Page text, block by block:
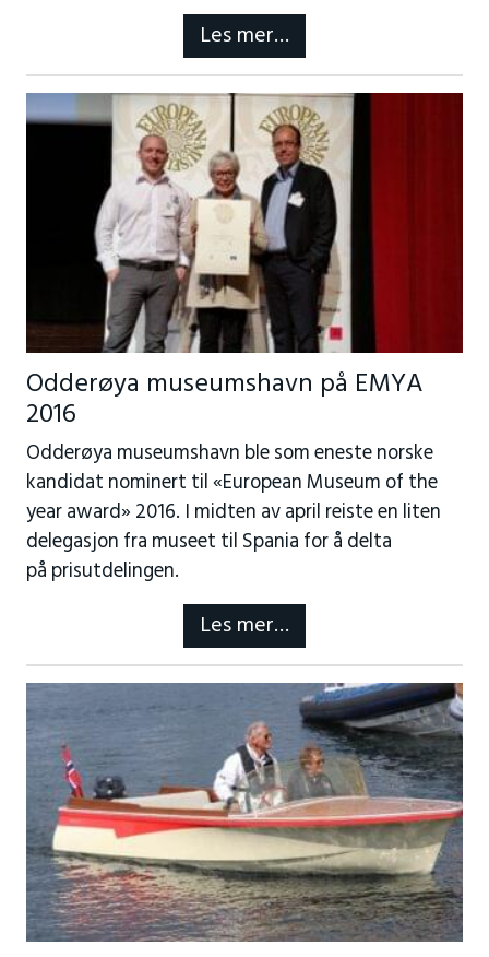
Les mer…
Odderøya museumshavn på EMYA
2016
Odderøya museumshavn ble som eneste norske
kandidat nominert til «European Museum of the
year award» 2016. I midten av april reiste en liten
delegasjon fra museet til Spania for å delta
på prisutdelingen.
Les mer…